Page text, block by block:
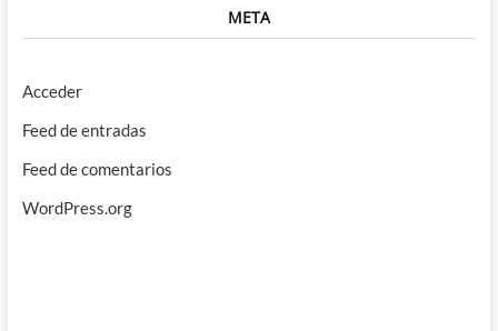
META
Acceder
Feed de entradas
Feed de comentarios
WordPress.org